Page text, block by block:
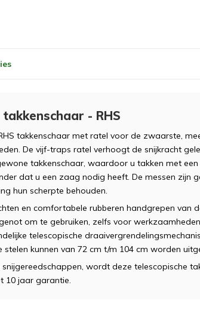
- RHS
takkenschaar met ratel voor de zwaarste,
De vijf-traps ratel verhoogt de snijkracht
takkenschaar, waardoor u takken met
dat u een zaag nodig heeft. De messen zijn
hun scherpte behouden.
en comfortabele rubberen handgrepen van
om te gebruiken, zelfs voor
telescopische
kunnen van 72 cm t/m 104 cm worden
wordt deze telescopische
10 jaar garantie.